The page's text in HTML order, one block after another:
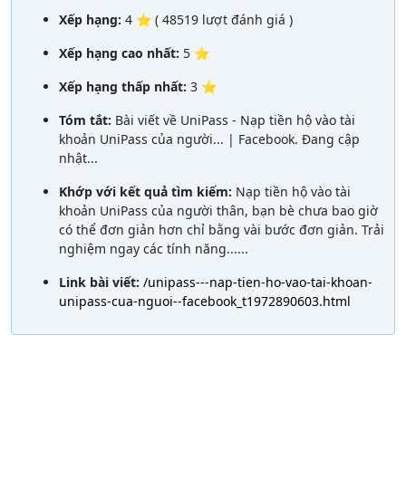
Xếp hạng: 4 ⭐ ( 48519 lượt đánh giá )
Xếp hạng cao nhất: 5 ⭐
Xếp hạng thấp nhất: 3 ⭐
Tóm tắt: Bài viết về UniPass - Nạp tiền hộ vào tài
khoản UniPass của người... | Facebook. Đang cập
nhật...
Khớp với kết quả tìm kiếm: Nạp tiền hộ vào tài
khoản UniPass của người thân, bạn bè chưa bao giờ
có thể đơn giản hơn chỉ bằng vài bước đơn giản. Trải
nghiệm ngay các tính năng......
Link bài viết: /unipass---nap-tien-ho-vao-tai-khoan-
unipass-cua-nguoi--facebook_t1972890603.html